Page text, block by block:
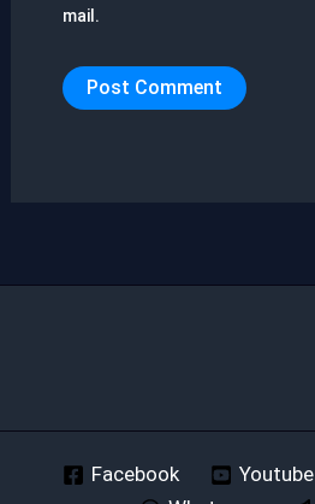
mail.
Facebook Youtube